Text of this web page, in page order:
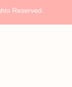
Reserved.